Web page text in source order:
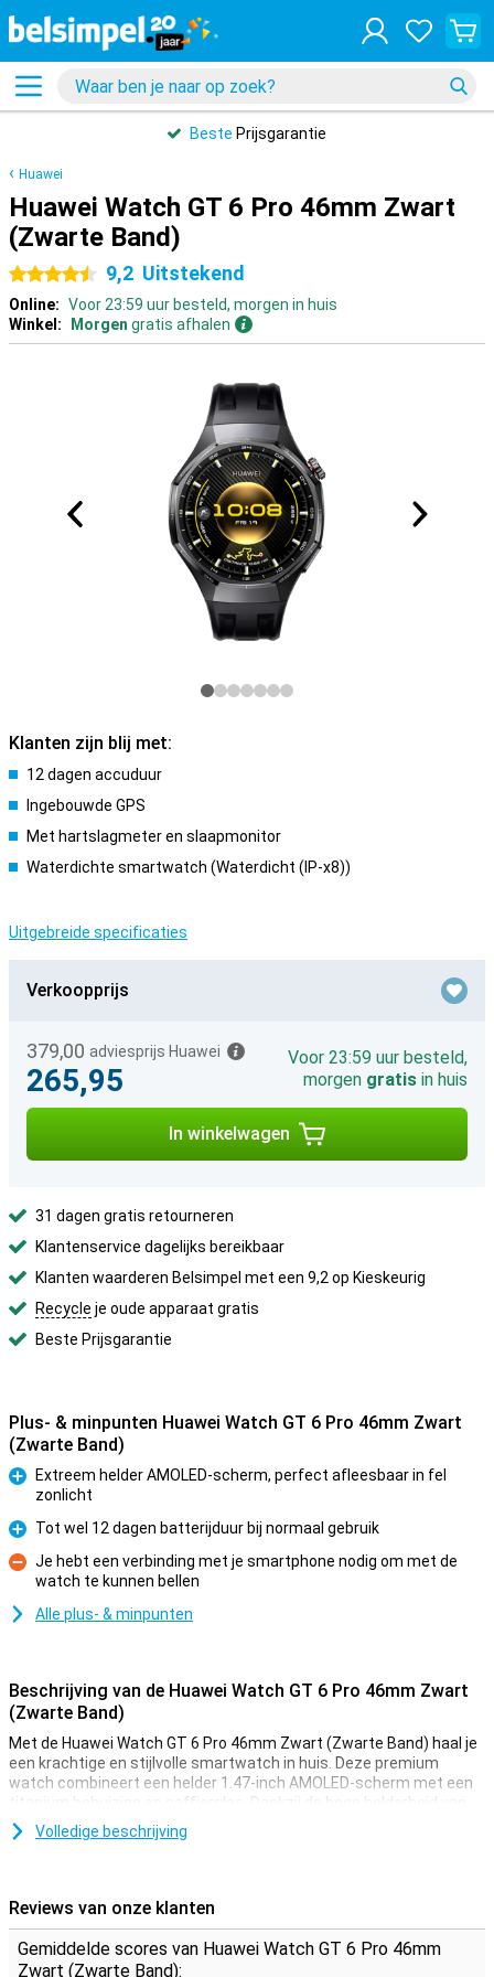
Beste Prijsgarantie
Huawei
Huawei Watch GT 6 Pro 46mm Zwart
(Zwarte Band)
4.5 sterren
9,2 Uitstekend
Online: Voor 23:59 uur besteld, morgen in huis
Winkel:
Morgen gratis afhalen
Klanten zijn blij met:
12 dagen accuduur
Ingebouwde GPS
Met hartslagmeter en slaapmonitor
Waterdichte smartwatch (Waterdicht (IP-x8))
Uitgebreide specificaties
Verkoopprijs
379,00 adviesprijs Huawei
265,95
Voor 23:59 uur besteld,
morgen gratis in huis
In winkelwagen
31 dagen gratis retourneren
Klantenservice dagelijks bereikbaar
Klanten waarderen Belsimpel met een 9,2 op Kieskeurig
Recycle je oude apparaat gratis
Beste Prijsgarantie
Plus- & minpunten Huawei Watch GT 6 Pro 46mm Zwart
(Zwarte Band)
Pluspunt
Extreem helder AMOLED-scherm, perfect afleesbaar in fel
zonlicht
Pluspunt
Tot wel 12 dagen batterijduur bij normaal gebruik
Minpunt
Je hebt een verbinding met je smartphone nodig om met de
watch te kunnen bellen
Alle plus- & minpunten
Beschrijving van de Huawei Watch GT 6 Pro 46mm Zwart
(Zwarte Band)
Met de Huawei Watch GT 6 Pro 46mm Zwart (Zwarte Band) haal je
een krachtige en stijlvolle smartwatch in huis. Deze premium
watch combineert een helder 1.47-inch AMOLED-scherm met een
titanium behuizing en saffierglas. Dankzij de hoge helderheid van
3000 nits is je scherm altijd goed zichtbaar, zelfs in fel zonlicht. Je
krijgt nauwkeurige gezondheidsmetingen, extra lange batterijduur
Huawei Watch GT 6 Pro is jouw ideale sportmaatje en accessoire in
Premium materialen
Volledige beschrijving
Reviews van onze klanten
Gemiddelde scores van Huawei Watch GT 6 Pro 46mm
Zwart (Zwarte Band):